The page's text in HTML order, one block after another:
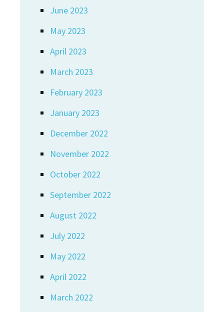
June 2023
May 2023
April 2023
March 2023
February 2023
January 2023
December 2022
November 2022
October 2022
September 2022
August 2022
July 2022
May 2022
April 2022
March 2022